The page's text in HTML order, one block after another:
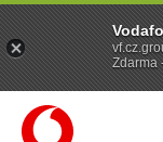
Zdarma